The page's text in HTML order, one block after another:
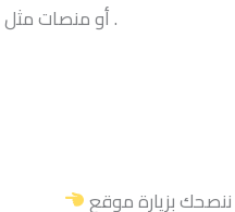
أو منصات مثل .